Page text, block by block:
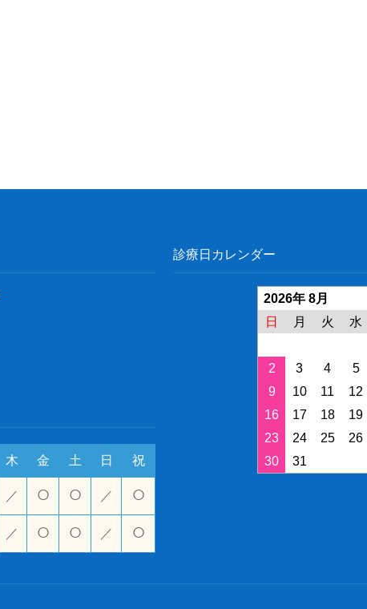
木 金 土 日 祝
／ ○ ○ ／ ○
／ ○ ○ ／ ○
診療日カレンダー
2026年 8月
日
月 火 水
2 3 4
5
9
10 11
12
16
17 18
19
23
24 25
26
30
31